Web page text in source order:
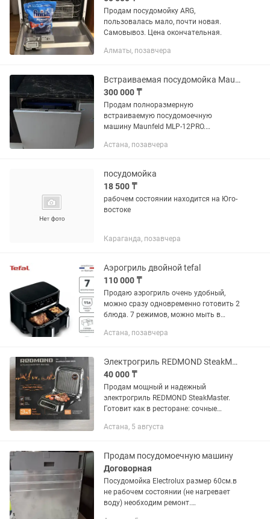
Продам посудомойку ARG,
пользовалась мало, почти новая.
Самовывоз. Цена окончательная.
Алматы, позавчера
Встраиваемая посудомойка Maunfeld
300 000 ₸
Продам полноразмерную
встраиваемую посудомоечную
машину Maunfeld MLP-12PRO.
Куплена в марте, использовалась
без дефектов. Габариты...
Астана, позавчера
посудомойка
18 500 ₸
рабочем состоянии находится на Юго-
востоке
Караганда, позавчера
Аэрогриль двойной tefal
110 000 ₸
Продаю аэрогриль очень удобный,
можно сразу одновременно готовить 2
блюда. 7 режимов, можно мыть в
можно готовить всякие рецепты . Одна
Астана, позавчера
Электрогриль REDMOND SteakMaster RGM-M805 (Состояние идеальное!)
40 000 ₸
Продам мощный и надежный
электрогриль REDMOND SteakMaster.
Готовит как в ресторане: сочные
сэндвичи. Идеально для тех, кто хочет
Астана, 5 августа
Продам посудомоечную машину
Договорная
Посудомойка Electrolux размер 60см.в
не рабочем состоянии (не нагревает
воду) необходим ремонт.